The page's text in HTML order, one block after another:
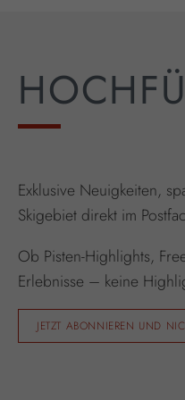
Exklusive Neuigkeiten,
Skigebiet direkt im
Ob Pisten-Highlights,
Erlebnisse – keine
JETZT ABONNIEREN UND